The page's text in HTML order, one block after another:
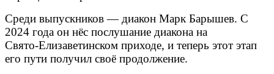
Среди выпускников — диакон Марк Барышев. С
2024 года он нёс послушание диакона на
Свято‑Елизаветинском приходе, и теперь этот этап
его пути получил своё продолжение.